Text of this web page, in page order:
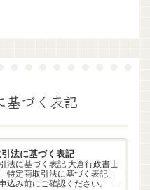
基づく表記
法に基づく表記
法に基づく表記 大倉行政書士
特定商取引法に基づく表記」
込み前にご確認ください。 事